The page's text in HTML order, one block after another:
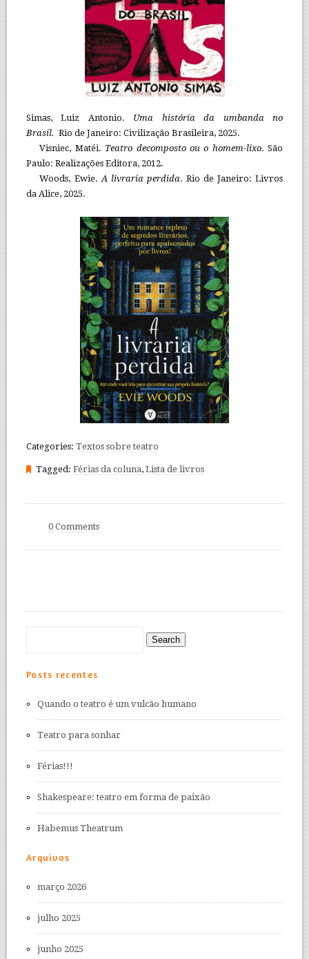
Simas, Luiz Antonio. Uma história da umbanda no
Brasil. Rio de Janeiro: Civilização Brasileira, 2025.
Visniec, Matéi. Teatro decomposto ou o homem-lixo. São
Paulo: Realizações Editora, 2012.
Woods, Ewie. A livraria perdida. Rio de Janeiro: Livros
da Alice, 2025.
Categories: Textos sobre teatro
Tagged: Férias da coluna, Lista de livros
0 Comments
Posts recentes
Quando o teatro é um vulcão humano
Teatro para sonhar
Férias!!!
Shakespeare: teatro em forma de paixão
Habemus Theatrum
Arquivos
março 2026
julho 2025
junho 2025